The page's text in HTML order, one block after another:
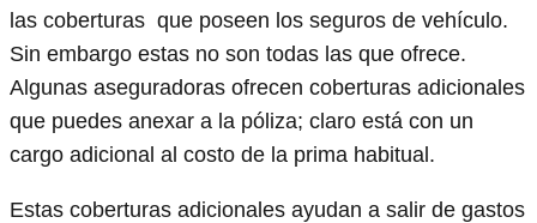
las coberturas que poseen los seguros de vehículo.
Sin embargo estas no son todas las que ofrece.
Algunas aseguradoras ofrecen coberturas adicionales
que puedes anexar a la póliza; claro está con un
cargo adicional al costo de la prima habitual.
Estas coberturas adicionales ayudan a salir de gastos